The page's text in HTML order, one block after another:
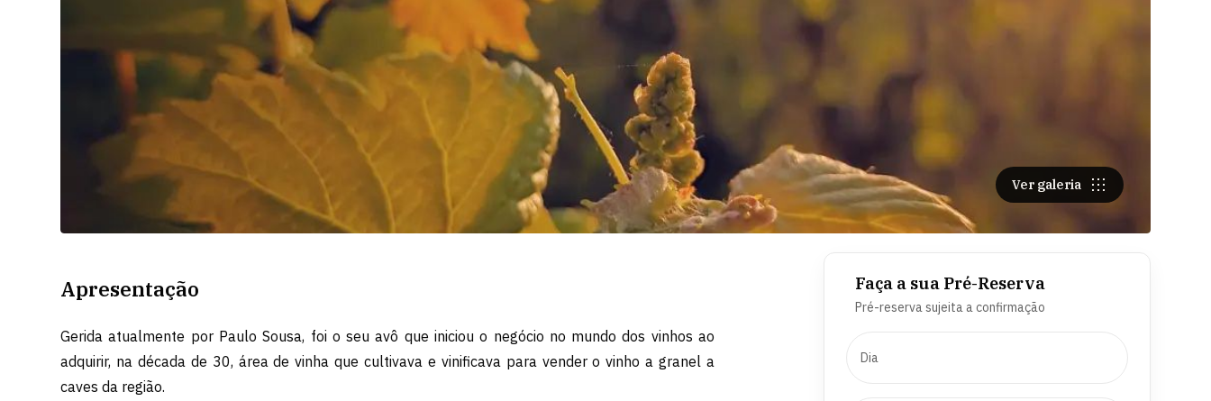
Ver galeria
Apresentação
Gerida atualmente por Paulo Sousa, foi o seu avô que iniciou o negócio no mundo dos vinhos ao
adquirir, na década de 30, área de vinha que cultivava e vinificava para vender o vinho a granel a
caves da região.
Faça a sua Pré-Reserva
Pré-reserva sujeita a confirmação